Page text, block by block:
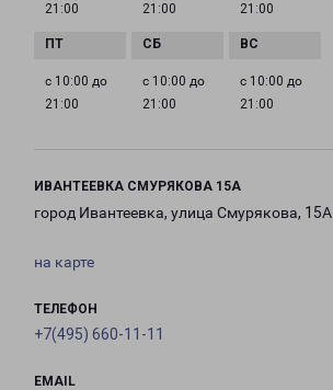
21:00
21:00
21:00
с 10:00 до
21:00
с 10:00 до
21:00
с 10:00 до
21:00
ИВАНТЕЕВКА СМУРЯКОВА 15А
город Ивантеевка, улица Смурякова, 15А
на карте
ТЕЛЕФОН
+7(495) 660-11-11
EMAIL